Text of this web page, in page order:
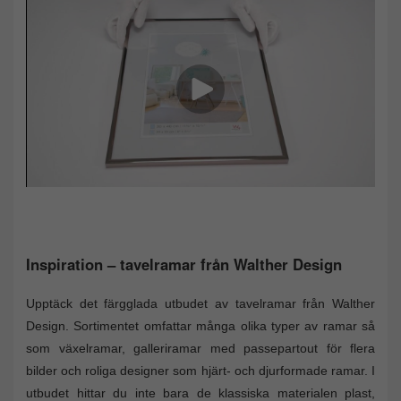
Inspiration – tavelramar från Walther Design
Upptäck det färgglada utbudet av tavelramar från Walther
Design. Sortimentet omfattar många olika typer av ramar så
som växelramar, galleriramar med passepartout för flera
bilder och roliga designer som hjärt- och djurformade ramar. I
utbudet hittar du inte bara de klassiska materialen plast,